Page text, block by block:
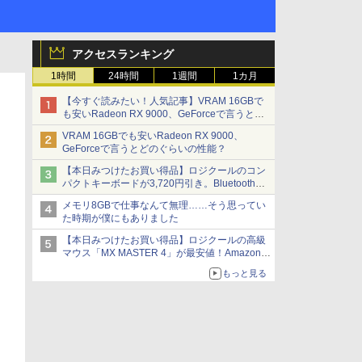
アクセスランキング
1時間 24時間 1週間 1カ月
【今すぐ読みたい！人気記事】VRAM 16GBで
も安いRadeon RX 9000、GeForceで言うとど
のぐらいの性能？ - PC Watch
VRAM 16GBでも安いRadeon RX 9000、
GeForceで言うとどのぐらいの性能？
【本日みつけたお買い得品】ロジクールのコン
パクトキーボードが3,720円引き。Bluetoothで3
台接続対応
メモリ8GBで仕事なんて無理……そう思ってい
た時期が僕にもありました
【本日みつけたお買い得品】ロジクールの高級
マウス「MX MASTER 4」が最安値！Amazonで
もっと見る